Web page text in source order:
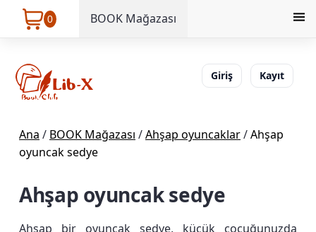
0 BOOK Mağazası
Giriş Kayıt
Ana / BOOK Mağazası /Ahşap oyuncaklar/Ahşap
oyuncak sedye
Ahşap oyuncak sedye
Ahşap bir oyuncak sedye, küçük çocuğunuzda